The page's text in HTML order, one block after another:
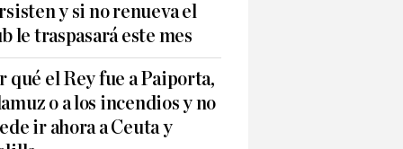
y si no renueva el
le traspasará este mes
qué el Rey fue a Paiporta,
o a los incendios y no
ir ahora a Ceuta y